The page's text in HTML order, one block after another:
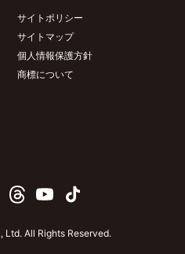
サイトポリシー
サイトマップ
個人情報保護方針
商標について
Ltd. All Rights Reserved.